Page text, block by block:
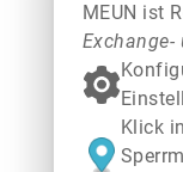
MEUN ist
Exchange-
Klick